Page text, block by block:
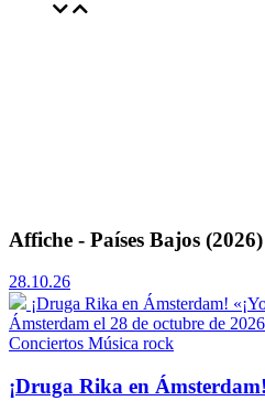
Affiche - Países Bajos (2026)
28.10.26
¡Druga Rika en Ámsterdam!
Ámsterdam el 28 de octubre de
Conciertos Música rock
¡Druga Rika en